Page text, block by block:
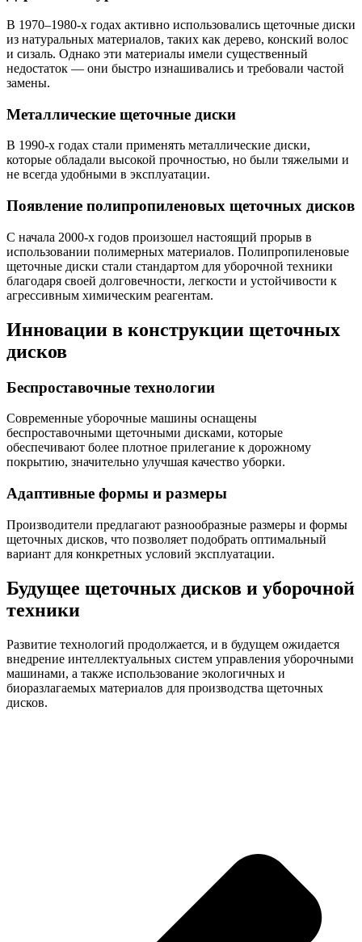
В 1970–1980-х годах активно использовались щеточные диски
из натуральных материалов, таких как дерево, конский волос
и сизаль. Однако эти материалы имели существенный
недостаток — они быстро изнашивались и требовали частой
замены.
Металлические щеточные диски
В 1990-х годах стали применять металлические диски,
которые обладали высокой прочностью, но были тяжелыми и
не всегда удобными в эксплуатации.
Появление полипропиленовых щеточных дисков
С начала 2000-х годов произошел настоящий прорыв в
использовании полимерных материалов. Полипропиленовые
щеточные диски стали стандартом для уборочной техники
благодаря своей долговечности, легкости и устойчивости к
агрессивным химическим реагентам.
Инновации в конструкции щеточных
дисков
Беспроставочные технологии
Современные уборочные машины оснащены
беспроставочными щеточными дисками, которые
обеспечивают более плотное прилегание к дорожному
покрытию, значительно улучшая качество уборки.
Адаптивные формы и размеры
Производители предлагают разнообразные размеры и формы
щеточных дисков, что позволяет подобрать оптимальный
вариант для конкретных условий эксплуатации.
Будущее щеточных дисков и уборочной
техники
Развитие технологий продолжается, и в будущем ожидается
внедрение интеллектуальных систем управления уборочными
машинами, а также использование экологичных и
биоразлагаемых материалов для производства щеточных
дисков.